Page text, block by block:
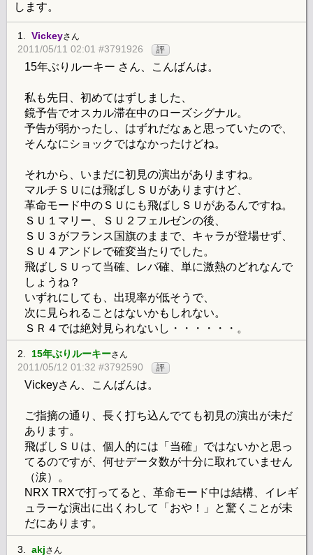
します。
1. Vickeyさん
2011/05/11 02:01 #3791926 評
15年ぶりルーキー さん、こんばんは。
私も先日、初めてはずしました、
鏡予告でオスカル滞在中のローズシグナル。
予告が弱かったし、はずれだなぁと思っていたので、
そんなにショックではなかったけどね。
それから、いまだに初見の演出がありますね。
マルチＳＵには飛ばしＳＵがありますけど、
革命モード中のＳＵにも飛ばしＳＵがあるんですね。
ＳＵ１マリー、ＳＵ２フェルゼンの後、
ＳＵ３がフランス国旗のままで、キャラが登場せず、
ＳＵ４アンドレで確変当たりでした。
飛ばしＳＵって当確、レバ確、単に激熱のどれなんで
しょうね？
いずれにしても、出現率が低そうで、
次に見られることはないかもしれない。
ＳＲ４では絶対見られないし・・・・・・。
2. 15年ぶりルーキーさん
2011/05/12 01:32 #3792590 評
Vickeyさん、こんばんは。
ご指摘の通り、長く打ち込んでても初見の演出が未だ
あります。
飛ばしＳＵは、個人的には「当確」ではないかと思っ
てるのですが、何せデータ数が十分に取れていません
（涙）。
NRX TRXで打ってると、革命モード中は結構、イレギ
ュラーな演出に出くわして「おや！」と驚くことが未
だにあります。
3. akjさん